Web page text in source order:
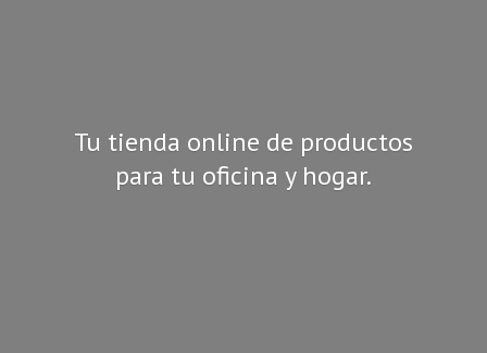
Tu tienda online de productos
para tu oficina y hogar.